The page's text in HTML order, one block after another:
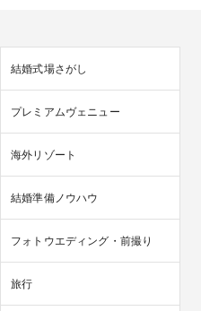
結婚式場さがし
プレミアムヴェニュー
海外リゾート
結婚準備ノウハウ
フォトウエディング・前撮り
旅行